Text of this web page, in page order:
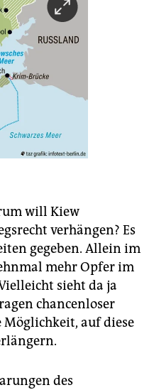
will Kiew
verhängen? Es
gegeben. Allein im
mehr Opfer im
sieht da ja
chancenloser
Möglichkeit, auf diese
des